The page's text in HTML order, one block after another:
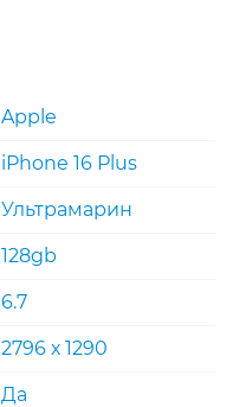
Apple
iPhone 16 Plus
Ультрамарин
128gb
6.7
2796 х 1290
Да